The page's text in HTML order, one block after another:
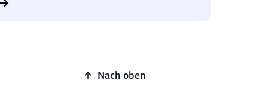
Nach oben